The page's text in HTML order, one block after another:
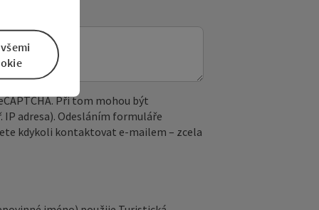
Při tom mohou být
adresa). Odesláním formuláře
kdykoli kontaktovat e‑mailem – zcela